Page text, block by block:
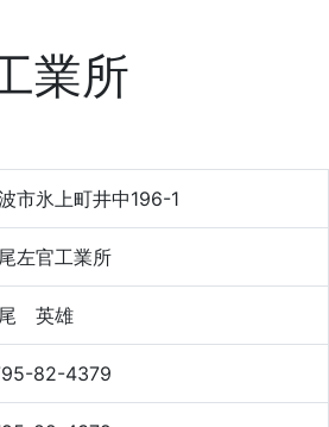
業所
市氷上町井中196-1
左官工業所
英雄
82-4379